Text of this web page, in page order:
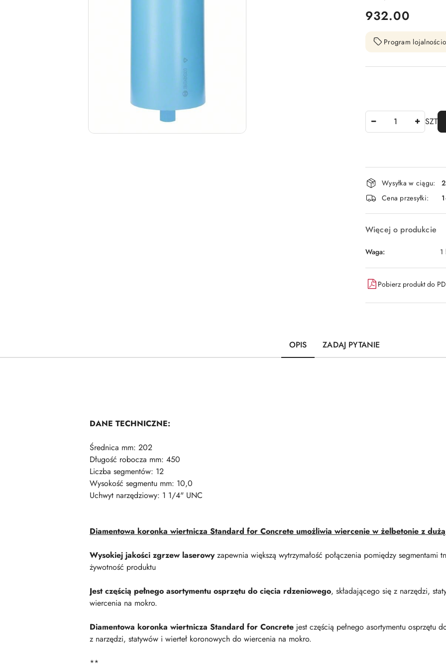
cena:
932.00
Program
SZT
Dostępność
i
dostawa
Wysyłka w ciągu:
Cena przesyłki:
Więcej o produkcie
Waga: 1
Pobierz produkt do
OPIS ZADAJ PYTANIE
DANE TECHNICZNE:
Średnica mm: 202
Długość robocza mm: 450
Liczba segmentów: 12
Wysokość segmentu mm: 10,0
Uchwyt narzędziowy: 1 1/4" UNC
Diamentowa koronka wiertnicza Standard for Concrete umożliwia wiercenie w żelbetonie z
Wysokiej jakości zgrzew laserowyzapewnia większą wytrzymałość połączenia pomiędzy segmentami
żywotność produktu
Jest częścią pełnego asortymentu osprzętu do cięcia rdzeniowego, składającego się z narzędzi,
wiercenia na mokro.
Diamentowa koronka wiertnicza Standard for Concrete jest częścią pełnego asortymentu osprzętu
z narzędzi, statywów i wierteł koronowych do wiercenia na mokro.
**